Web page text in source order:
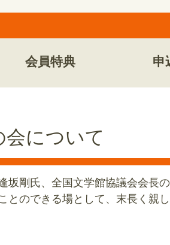
会員特典 申
会について
剛氏、全国文学館協議会会長
とのできる場として、末長く親